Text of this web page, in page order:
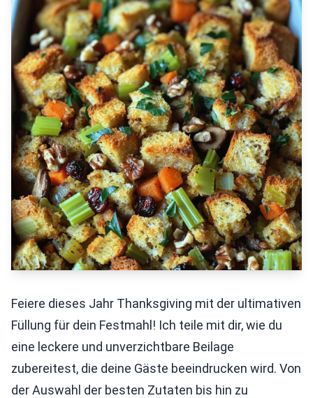
Feiere dieses Jahr Thanksgiving mit der ultimativen
Füllung für dein Festmahl! Ich teile mit dir, wie du
eine leckere und unverzichtbare Beilage
zubereitest, die deine Gäste beeindrucken wird. Von
der Auswahl der besten Zutaten bis hin zu